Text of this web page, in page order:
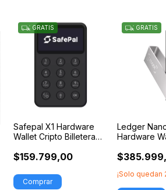
GRATIS
Safepal X1 Hardware
Wallet Cripto Billetera
$159.799,00
GRATIS
Ledger
Hardware
Original
¡Solo quedan